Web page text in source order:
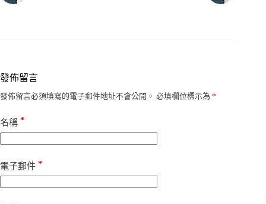
發佈留言
發佈留言必須填寫的電子郵件地址不會公開。 必填欄位標示為 *
名稱 *
電子郵件 *